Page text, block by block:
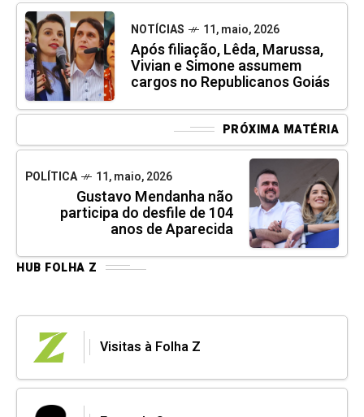
NOTÍCIAS 11, maio, 2026
Após filiação, Lêda, Marussa,
Vivian e Simone assumem
cargos no Republicanos Goiás
PRÓXIMA MATÉRIA
POLÍTICA 11, maio, 2026
Gustavo Mendanha não
participa do desfile de 104
anos de Aparecida
HUB FOLHA Z
Visitas à Folha Z